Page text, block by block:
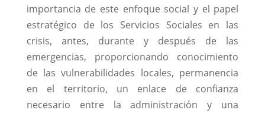
importancia de este enfoque social y el papel
estratégico de los Servicios Sociales en las
crisis, antes, durante y después de las
emergencias, proporcionando conocimiento
de las vulnerabilidades locales, permanencia
en el territorio, un enlace de confianza
necesario entre la administración y una